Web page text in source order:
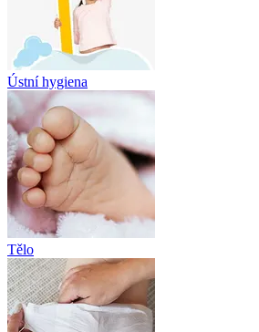
Ústní hygiena
Tělo